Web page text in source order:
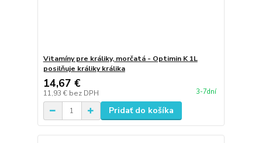
Vitamíny pre králiky, morčatá - Optimin K 1L
posilňuje králiky králika
14,67 €
11,93 € bez DPH 3-7dní
Pridať do košíka